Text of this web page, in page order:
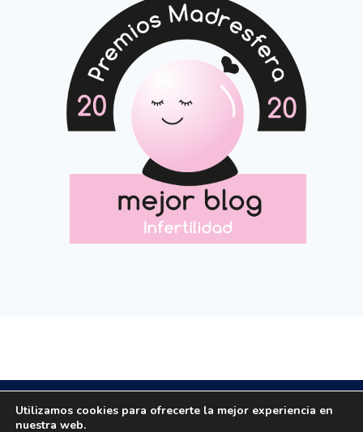
Copyright © 2020 All rights reserved.
Utilizamos cookies para ofrecerte la mejor experiencia en
nuestra web.